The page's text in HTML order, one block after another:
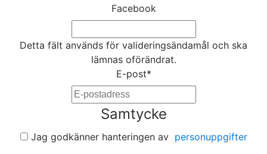
Facebook
Detta fält används för valideringsändamål och ska
lämnas oförändrat.
E-post*
Samtycke
Jag godkänner hanteringen av personuppgifter